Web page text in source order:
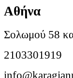
Αθήνα
Σολωμού 58
2103301919